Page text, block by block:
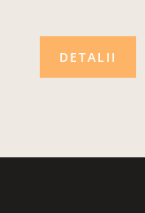
DETALII